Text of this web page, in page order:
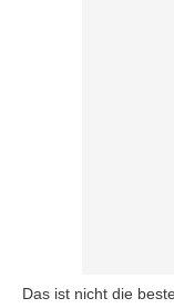
Das ist nicht die